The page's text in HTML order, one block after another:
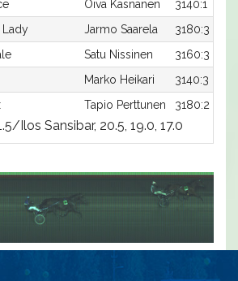
Oiva Käsnänen
3140:1
Lady Jarmo Saarela
3180:3
Satu Nissinen
3160:3
Marko Heikari
3140:3
Tapio Perttunen 3180:2
Ilos Sansibar, 20.5, 19.0, 17.0